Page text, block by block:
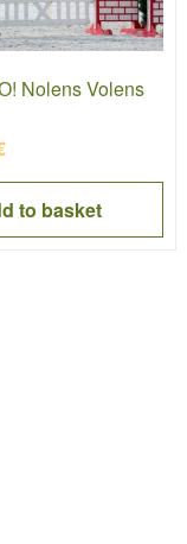
Nolens Volens
to basket